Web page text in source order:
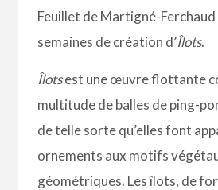
Feuillet de Martigné-
semaines de création d’Îlots.
Îlotsest une œuvre flottante
multitude de balles de ping-
de telle sorte qu’elles font
ornements aux motifs
géométriques. Les îlots, de